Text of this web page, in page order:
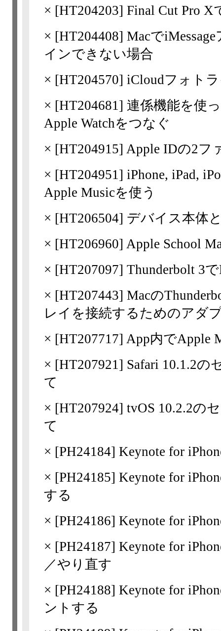
× [HT204203] Final Cut Pro
× [HT204408] Macで
インできない場合
× [HT204570] iCloudフォト
× [HT204681] 連係機能を使
Apple Watchをつなぐ
× [HT204915] Apple IDの2フ
× [HT204951] iPhone, iPad,
Apple Musicを使う
× [HT206504] デバイス本体
× [HT206960] Apple School
× [HT207097] Thunderbolt 3
× [HT207443] Macの
レイを接続するためのアダ
× [HT207717] App内でApple
× [HT207921] Safari 10.1.2
て
× [HT207924] tvOS 10.2.2の
て
× [PH24184] Keynote for
× [PH24185] Keynote for
する
× [PH24186] Keynote for
× [PH24187] Keynote for
／やり直す
× [PH24188] Keynote for
ントする